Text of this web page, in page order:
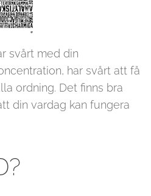
svårt med din
har svårt att få
ordning. Det finns bra
din vardag kan fungera